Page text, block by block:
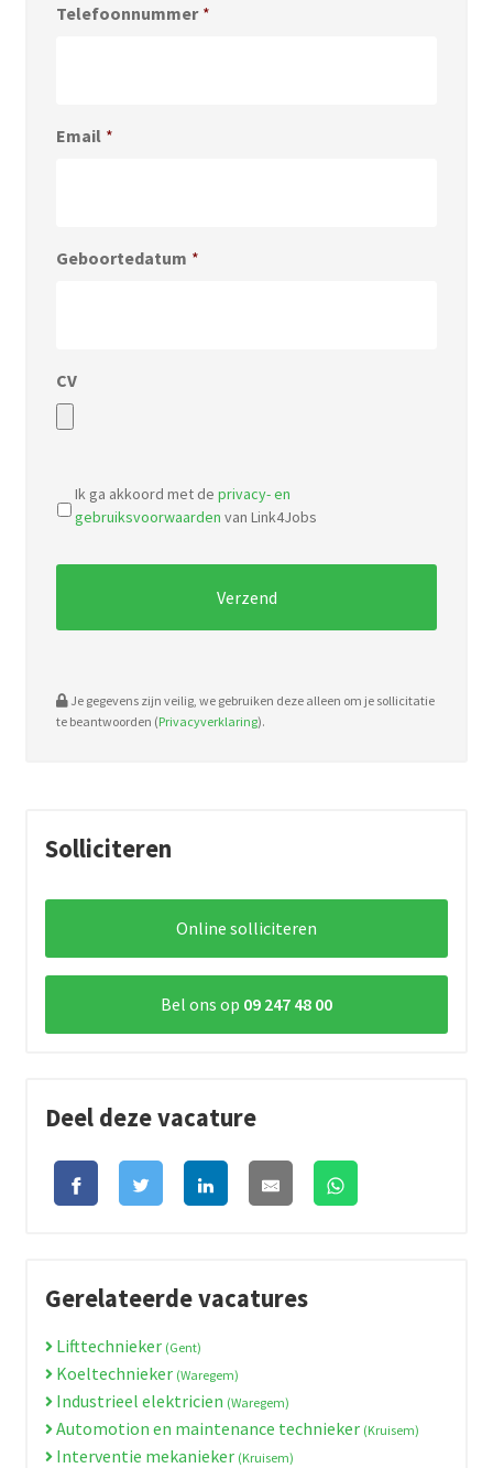
Telefoonnummer *
Email *
Geboortedatum *
CV
types:
pdf,
doc.
Ik ga akkoord met de privacy- en
gebruiksvoorwaarden van Link4Jobs
Je gegevens zijn veilig, we gebruiken deze alleen om je sollicitatie
te beantwoorden (Privacyverklaring).
Solliciteren
Online solliciteren
Bel ons op 09 247 48 00
Deel deze vacature
Gerelateerde vacatures
Lifttechnieker (Gent)
Koeltechnieker (Waregem)
Industrieel elektricien (Waregem)
Automotion en maintenance technieker (Kruisem)
Interventie mekanieker (Kruisem)